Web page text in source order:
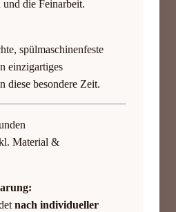
die Feinarbeit.
spülmaschinenfeste
einzigartiges
diese besondere Zeit.
Material &
nach individueller